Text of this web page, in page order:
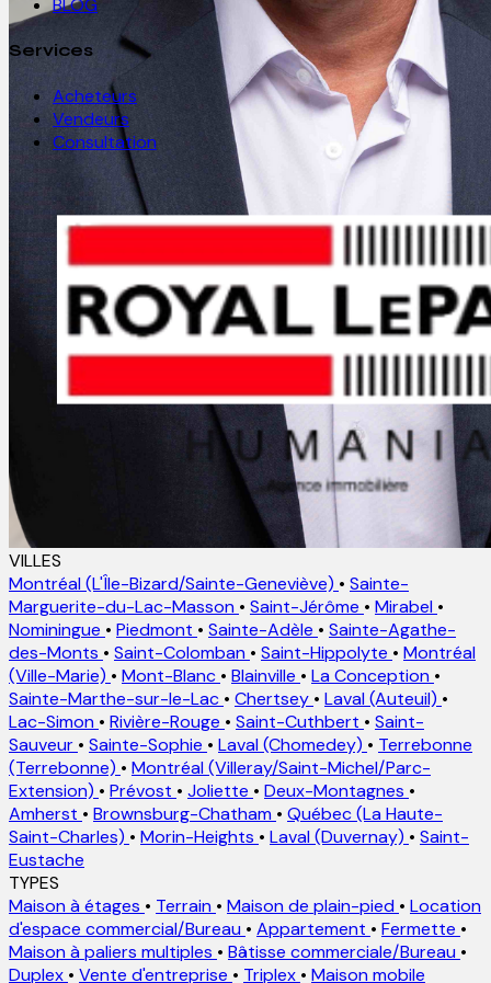
BLOG
Services
Acheteurs
Vendeurs
Consultation
VILLES
Montréal (L'Île-Bizard/Sainte-Geneviève) • Sainte-
Marguerite-du-Lac-Masson • Saint-Jérôme • Mirabel •
Nominingue • Piedmont • Sainte-Adèle • Sainte-Agathe-
des-Monts • Saint-Colomban • Saint-Hippolyte • Montréal
(Ville-Marie) • Mont-Blanc • Blainville • La Conception •
Sainte-Marthe-sur-le-Lac • Chertsey • Laval (Auteuil) •
Lac-Simon • Rivière-Rouge • Saint-Cuthbert • Saint-
Sauveur • Sainte-Sophie • Laval (Chomedey) • Terrebonne
(Terrebonne) • Montréal (Villeray/Saint-Michel/Parc-
Extension) • Prévost • Joliette • Deux-Montagnes •
Amherst • Brownsburg-Chatham • Québec (La Haute-
Saint-Charles) • Morin-Heights • Laval (Duvernay) • Saint-
Eustache
TYPES
Maison à étages • Terrain • Maison de plain-pied • Location
d'espace commercial/Bureau • Appartement • Fermette •
Maison à paliers multiples • Bâtisse commerciale/Bureau •
Duplex • Vente d'entreprise • Triplex • Maison mobile